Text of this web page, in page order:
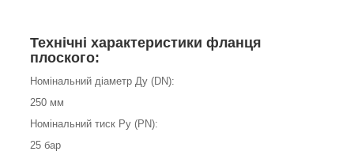
Технічні характеристики фланця
плоского:
Номінальний діаметр Ду (DN):
250 мм
Номінальний тиск Ру (PN):
25 бар